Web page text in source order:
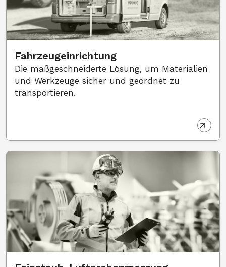
Fahrzeugeinrichtung
Die maßgeschneiderte Lösung, um Materialien
und Werkzeuge sicher und geordnet zu
transportieren.